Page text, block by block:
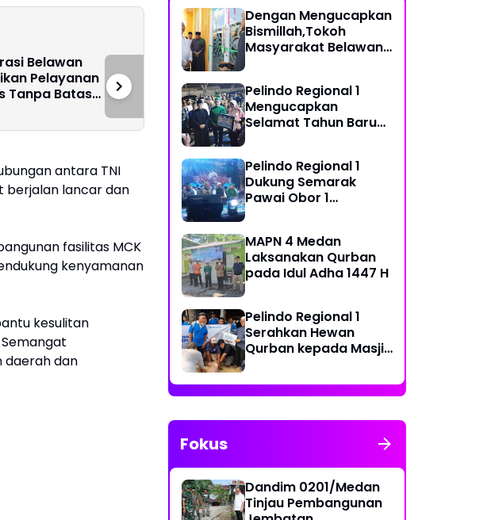
Belawan
Pelayanan
Tanpa Batas
Relawan Wak Young
Bintang Vokalis Pop
Religi
Rusak Parah,
antara TNI
berjalan lancar dan
fasilitas MCK
kenyamanan
kesulitan
daerah dan
Dengan Mengucapkan
Bismillah,Tokoh
Masyarakat Belawan,
Pelindo Regional 1
Mengucapkan
Selamat Tahun Baru
Pelindo Regional 1
Dukung Semarak
Pawai Obor 1
MAPN 4 Medan
Laksanakan Qurban
pada Idul Adha 1447 H
Pelindo Regional 1
Serahkan Hewan
Qurban kepada Masjid
Fokus
Dandim 0201/Medan
Tinjau Pembangunan